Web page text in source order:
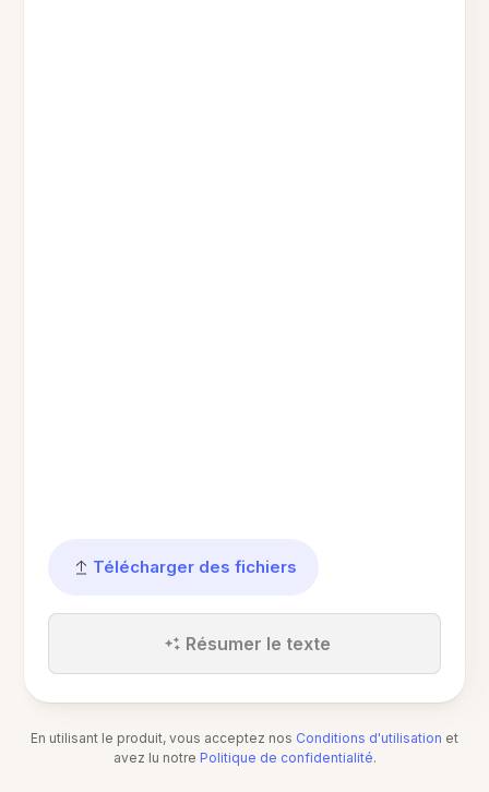
Télécharger des fichiers
Résumer le texte
En utilisant le produit, vous acceptez nos Conditions d'utilisation et
avez lu notre Politique de confidentialité.